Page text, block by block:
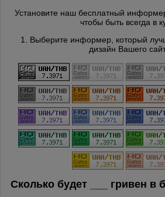
Установите наш бесплатный
чтобы быть всегда в
1. Выберите информер, который
дизайн Вашего
Сколько будет гривен в